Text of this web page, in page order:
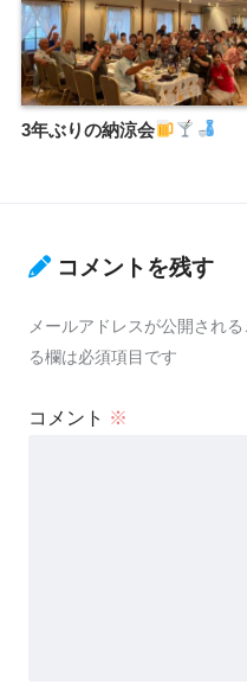
3年ぶりの納涼会
コメントを残す
メールアドレスが公開される
る欄は必須項目です
コメント ※